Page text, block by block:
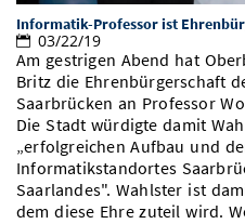
Informatik-Professor ist
03/22/19
Am gestrigen Abend hat
Britz die Ehrenbürgerschaft
Saarbrücken an Professor
Die Stadt würdigte damit
„erfolgreichen Aufbau und
Informatikstandortes
Saarlandes". Wahlster ist
dem diese Ehre zuteil wird.